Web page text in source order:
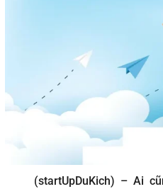
(startUpDuKich) – Ai